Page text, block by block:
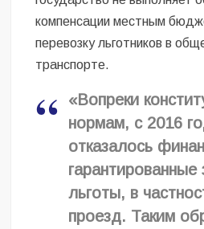
компенсации местным
перевозку льготников в
транспорте.
«Вопреки
нормам, с 2016
отказалось
гарантированные
льготы, в
проезд. Таким